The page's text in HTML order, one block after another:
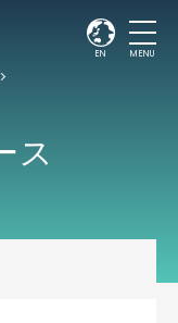
EN MENU
ス